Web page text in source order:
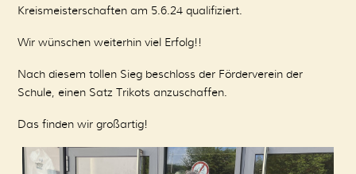
Kreismeisterschaften am 5.6.24 qualifiziert.
Wir wünschen weiterhin viel Erfolg!!
Nach diesem tollen Sieg beschloss der Förderverein der
Schule, einen Satz Trikots anzuschaffen.
Das finden wir großartig!